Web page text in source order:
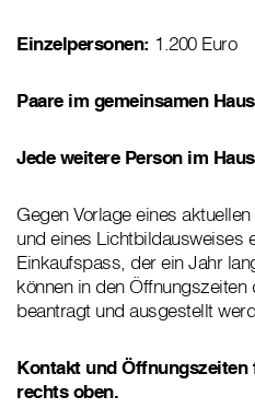
Einzelpersonen: 1.200 Euro
Paare im gemeinsamen
Jede weitere Person im
Gegen Vorlage eines
und eines Lichtbildausweises
Einkaufspass, der ein Jahr
können in den
beantragt und ausgestellt
Kontakt und
rechts oben.